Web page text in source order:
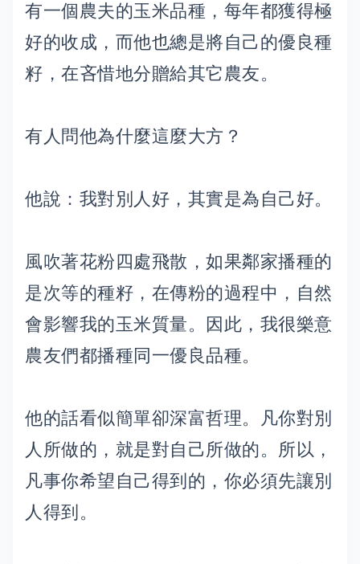
有一個農夫的玉米品種，每年都獲得極
好的收成，而他也總是將自己的優良種
籽，在吝惜地分贈給其它農友。
有人問他為什麼這麼大方？
他說：我對別人好，其實是為自己好。
風吹著花粉四處飛散，如果鄰家播種的
是次等的種籽，在傳粉的過程中，自然
會影響我的玉米質量。因此，我很樂意
農友們都播種同一優良品種。
他的話看似簡單卻深富哲理。凡你對別
人所做的，就是對自己所做的。所以，
凡事你希望自己得到的，你必須先讓別
人得到。